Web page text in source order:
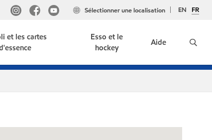
EN FR
Sélectionner une localisation
et les cartes
Esso et le
hockey
Aide